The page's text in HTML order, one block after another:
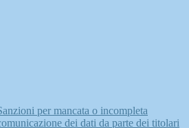
per mancata o incompleta
dei dati da parte dei titolari